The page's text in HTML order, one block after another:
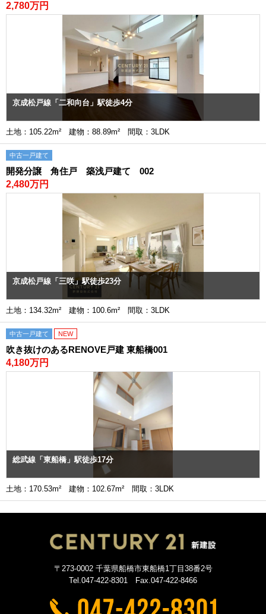
2,780万円
京成松戸線「二和向台」駅徒歩4分
土地：105.22m² 建物：88.89m² 間取：3LDK
中古一戸建て
開発分譲 角住戸 築浅戸建て 002
2,480万円
京成松戸線「三咲」駅徒歩23分
土地：134.32m² 建物：100.6m² 間取：3LDK
中古一戸建て NEW
吹き抜けのあるRENOVE戸建 東船橋001
4,180万円
総武線「東船橋」駅徒歩17分
土地：170.53m² 建物：102.67m² 間取：3LDK
〒273-0002 千葉県船橋市東船橋1丁目38番2号
Tel.047-422-8301 Fax.047-422-8466